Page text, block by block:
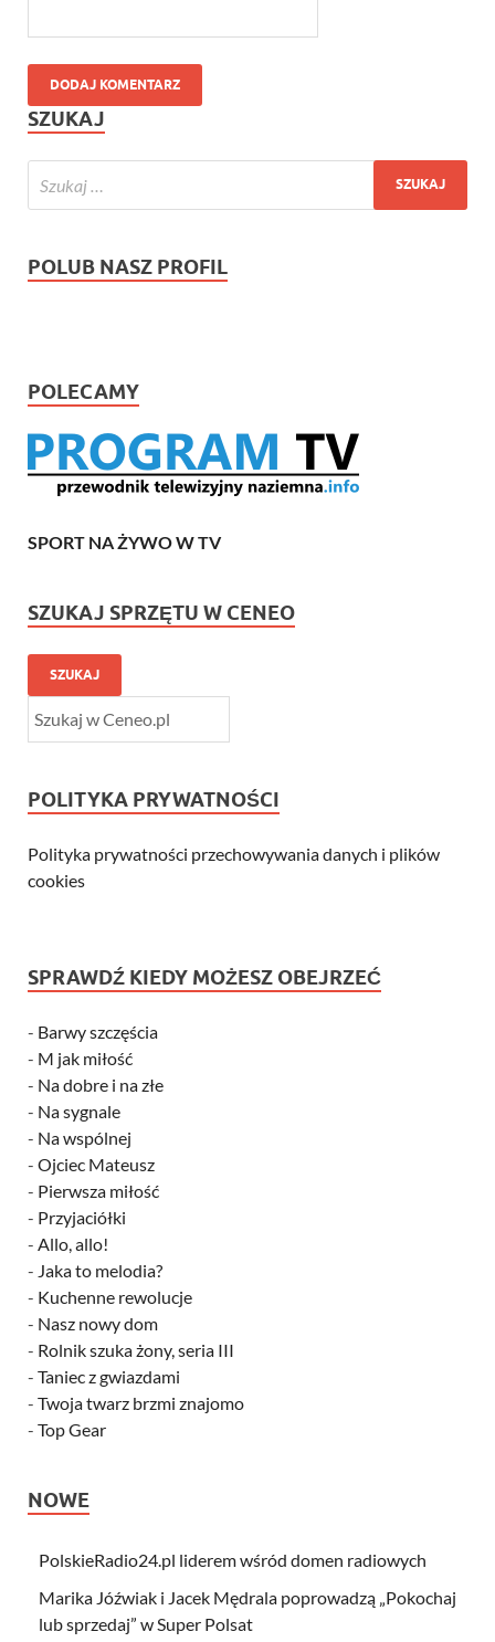
SZUKAJ
POLUB NASZ PROFIL
POLECAMY
SPORT NA ŻYWO W TV
SZUKAJ SPRZĘTU W CENEO
SZUKAJ
POLITYKA PRYWATNOŚCI
Polityka prywatności przechowywania danych i plików
cookies
SPRAWDŹ KIEDY MOŻESZ OBEJRZEĆ
- Barwy szczęścia
- M jak miłość
- Na dobre i na złe
- Na sygnale
- Na wspólnej
- Ojciec Mateusz
- Pierwsza miłość
- Przyjaciółki
- Allo, allo!
- Jaka to melodia?
- Kuchenne rewolucje
- Nasz nowy dom
- Rolnik szuka żony, seria III
- Taniec z gwiazdami
- Twoja twarz brzmi znajomo
- Top Gear
NOWE
PolskieRadio24.pl liderem wśród domen radiowych
Marika Jóźwiak i Jacek Mędrala poprowadzą „Pokochaj
lub sprzedaj” w Super Polsat